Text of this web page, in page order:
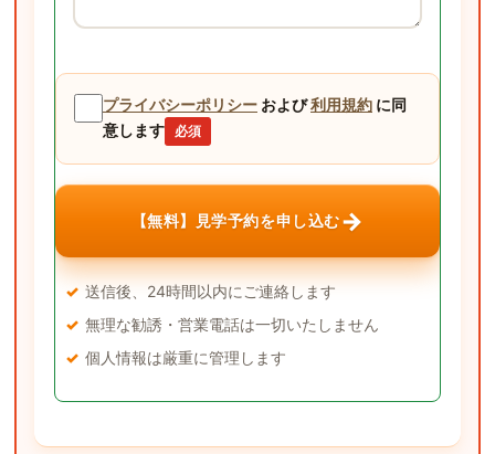
プライバシーポリシー および利用規約 に同
意します
必須
【無料】見学予約を申し込む→
送信後、24時間以内にご連絡します
無理な勧誘・営業電話は一切いたしません
個人情報は厳重に管理します